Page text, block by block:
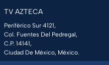
TV AZTECA
Periférico Sur 4121,
Col. Fuentes Del Pedregal,
C.P. 14141,
Ciudad De México, México.